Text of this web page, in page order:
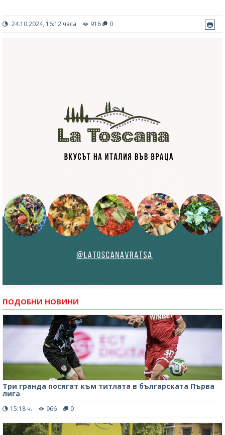
24.10.2024, 16:12 часа 916 0
ПОДОБНИ НОВИНИ
Три гранда посягат към титлата в българската Първа
лига
15:18 ч. 966 0